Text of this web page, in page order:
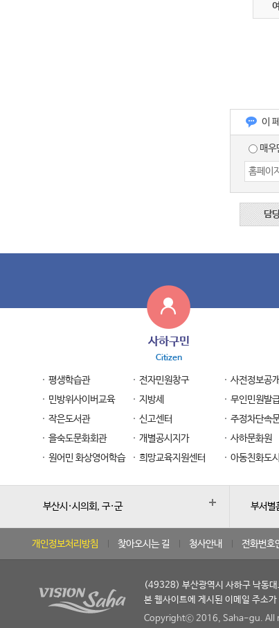
여
이
매
담
사하구민
Citizen
평생학습관 전자민원창구
사전정보공개
민방위사이버교육
지방세
무인민원발
작은도서관
신고센터
주정차단속
을숙도문화회관
개별공시지가
사하문화원
원어민 화상영어학습
희망교육지원센터 아동친화도시
부산시·시의회, 구·군 부서별
개인정보처리방침 찾아오시는 길 청사안내 전화번호
(49328) 부산광역시 사하구 낙
본 웹사이트에 게시된 이메일 주소
Copyrightⓒ 2016, Saha-gu. All